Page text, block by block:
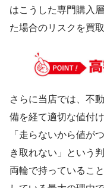
はこうした専門購入
た場合のリスクを買
さらに当店では、不
備を経て適切な値付
「走らないから値が
き取れない」という
両輪で持っているこ